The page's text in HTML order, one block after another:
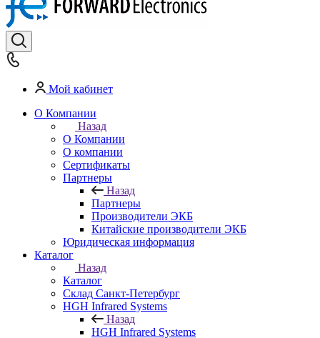
Мой кабинет
О Компании
Назад
О Компании
О компании
Сертификаты
Партнеры
Назад
Партнеры
Производители ЭКБ
Китайские производители ЭКБ
Юридическая информация
Каталог
Назад
Каталог
Cклад Санкт-Петербург
HGH Infrared Systems
Назад
HGH Infrared Systems